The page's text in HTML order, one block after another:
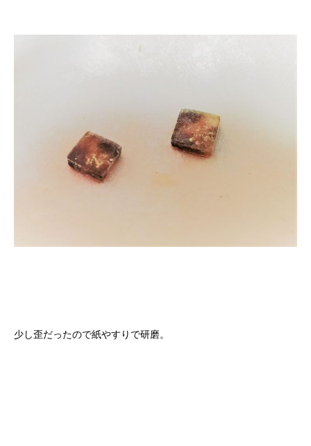
少し歪だったので紙やすりで研磨。